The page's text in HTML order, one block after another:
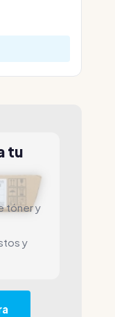
tu
tóner y
y